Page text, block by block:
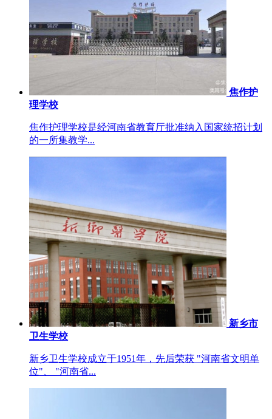
焦作护
理学校
焦作护理学校是经河南省教育厅批准纳入国家统招计划
的一所集教学...
新乡市
卫生学校
新乡卫生学校成立于1951年，先后荣获 "河南省文明单
位"、 "河南省...